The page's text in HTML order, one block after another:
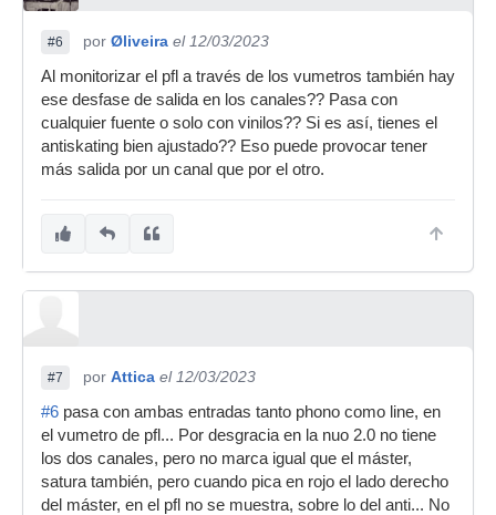
#6 por Øliveira el 12/03/2023
Al monitorizar el pfl a través de los vumetros también hay
ese desfase de salida en los canales?? Pasa con
cualquier fuente o solo con vinilos?? Si es así, tienes el
antiskating bien ajustado?? Eso puede provocar tener
más salida por un canal que por el otro.
#7 por Attica el 12/03/2023
#6 pasa con ambas entradas tanto phono como line, en
el vumetro de pfl... Por desgracia en la nuo 2.0 no tiene
los dos canales, pero no marca igual que el máster,
satura también, pero cuando pica en rojo el lado derecho
del máster, en el pfl no se muestra, sobre lo del anti... No